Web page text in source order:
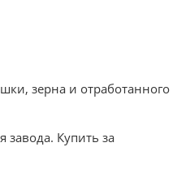
зерна и отработанного
завода. Купить за